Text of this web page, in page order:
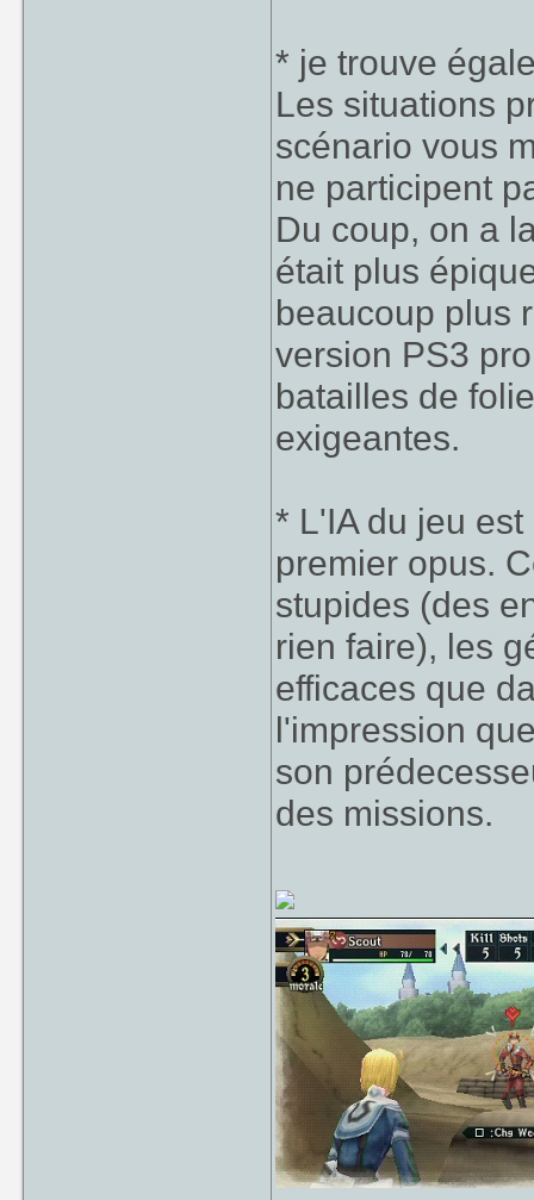
* je trouve
Les situations
scénario vous
ne participent
Du coup, on a
était plus
beaucoup plus
version PS3
batailles de
exigeantes.
* L'IA du jeu
premier opus.
stupides (des
rien faire), les
efficaces que
l'impression
son
des missions.